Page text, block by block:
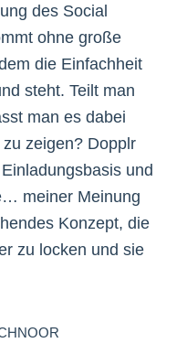
des Social
ohne große
die Einfachheit
steht. Teilt man
man es dabei
zeigen? Dopplr
und
meiner Meinung
Konzept, die
zu locken und sie